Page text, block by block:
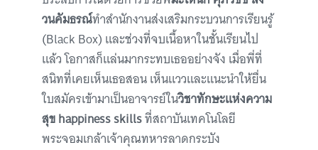
วนคัมธรณ์ทำสำนักงานส่งเสริมกระบวนการเรียนรู้
(Black Box) และช่วงที่จบเนื้อหาในชั้นเรียนไป
แล้ว โอกาสก็แล่นมากระทบเธออย่างจัง เมื่อพี่ที่
สนิทที่เคยเห็นเธอสอน เห็นแววและแนะนำให้ยื่น
ใบสมัครเข้ามาเป็นอาจารย์ในวิชาทักษะแห่งความ
สุข happiness skillsที่สถาบันเทคโนโลยี
พระจอมเกล้าเจ้าคุณทหารลาดกระบัง